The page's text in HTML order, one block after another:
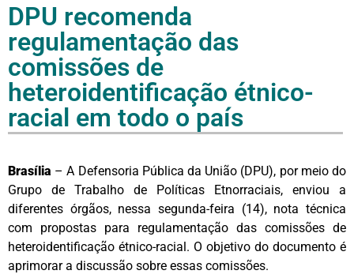
DPU recomenda
regulamentação das
comissões de
heteroidentificação étnico-
racial em todo o país
Brasília – A Defensoria Pública da União (DPU), por meio do
Grupo de Trabalho de Políticas Etnorraciais, enviou a
diferentes órgãos, nessa segunda-feira (14), nota técnica
com propostas para regulamentação das comissões de
heteroidentificação étnico-racial. O objetivo do documento é
aprimorar a discussão sobre essas comissões.